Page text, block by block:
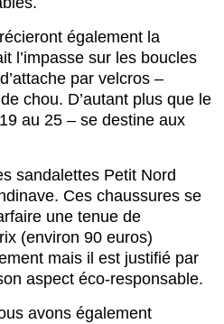
également la
l’impasse sur les boucles
par velcros –
chou. D’autant plus que le
au 25 – se destine aux
sandalettes Petit Nord
Ces chaussures se
une tenue de
(environ 90 euros)
mais il est justifié par
aspect éco-responsable.
avons également